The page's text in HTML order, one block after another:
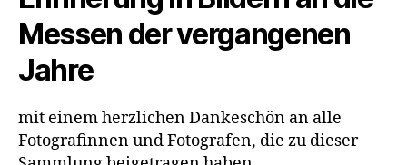
Messen der vergangenen
Jahre
mit einem herzlichen Dankeschön an alle
Fotografinnen und Fotografen, die zu dieser